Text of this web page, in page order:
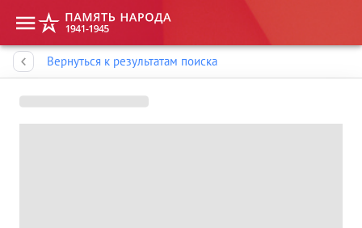
Вернуться к результатам поиска
Память народа